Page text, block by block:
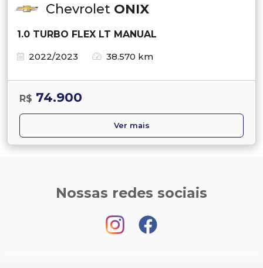
Chevrolet ONIX
1.0 TURBO FLEX LT MANUAL
2022/2023
38.570 km
R$ 74.900
Ver mais
Nossas redes sociais